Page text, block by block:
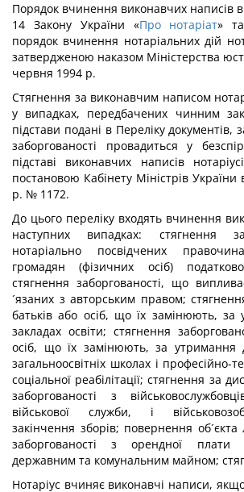
Порядок вчинення виконавчих написів
14 Закону України «Про нотаріат»
порядок вчинення нотаріальних дій
затвердженою наказом Міністерства
червня 1994 р.
Стягнення за виконавчим написом
у випадках, передбачених чинним
підстави подані в Переліку документів,
заборгованості провадиться у
підставі виконавчих написів
постановою Кабінету Міністрів
р. № 1172.
До цього переліку входять вчинення
наступних випадках: стягнення
нотаріально посвідчених
громадян (фізичних осіб)
стягнення заборгованості, що
´язаних з авторським правом;
батьків або осіб, що їх замінюють, за
закладах освіти; стягнення
осіб, що їх замінюють, за утримання
загальноосвітніх школах і професійно-
соціальної реабілітації; стягнення за
заборгованості з
військової служби, і
закінчення зборів; повернення об´єкта
заборгованості з орендної плати
державним та комунальним майном;
Нотаріус вчиняє виконавчі написи,